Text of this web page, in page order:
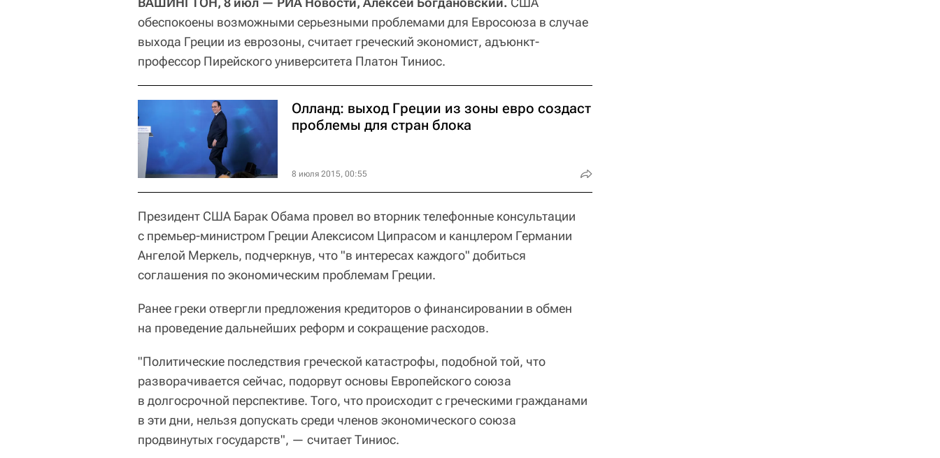
обеспокоены возможными серьезными проблемами для Евросоюза в случае
выхода Греции из еврозоны, считает греческий экономист, адъюнкт-
профессор Пирейского университета Платон Тиниос.
Олланд: выход Греции из зоны евро создаст
проблемы для стран блока
8 июля 2015, 00:55
Президент США Барак Обама провел во вторник телефонные консультации
с премьер-министром Греции Алексисом Ципрасом и канцлером Германии
Ангелой Меркель, подчеркнув, что "в интересах каждого" добиться
соглашения по экономическим проблемам Греции.
Ранее греки отвергли предложения кредиторов о финансировании в обмен
на проведение дальнейших реформ и сокращение расходов.
"Политические последствия греческой катастрофы, подобной той, что
разворачивается сейчас, подорвут основы Европейского союза
в долгосрочной перспективе. Того, что происходит с греческими гражданами
в эти дни, нельзя допускать среди членов экономического союза
продвинутых государств", — считает Тиниос.